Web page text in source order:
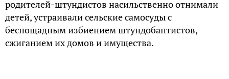
родителей-штундистов насильственно отнимали
детей, устраивали сельские самосуды с
беспощадным избиением штундобаптистов,
сжиганием их домов и имущества.